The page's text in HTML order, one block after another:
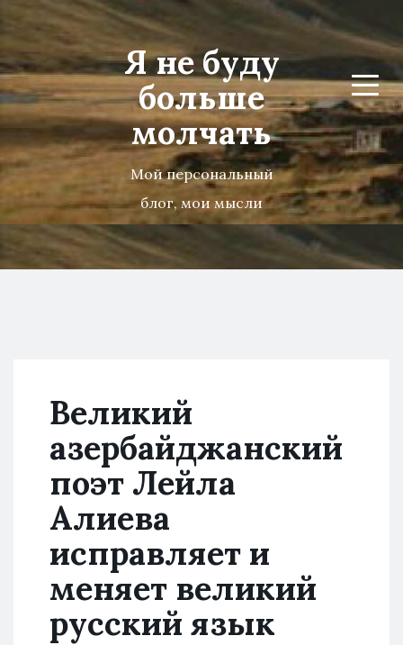
Я не буду
больше
молчать
Мой персональный
блог, мои мысли
Menu
Великий
азербайджанский
поэт Лейла
Алиева
исправляет и
меняет великий
русский язык